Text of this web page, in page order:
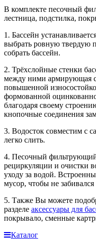
В комплекте песочный
лестница, подстилка,
1. Бассейн
выбрать ровную твердую
собрать бассейн.
2. Трёхслойные стенки
между ними армирующая
повышенной
формованной
благодаря своему
кнопочные соединения
3. Водосток совместим с
легко слить.
4. Песочный
рециркуляции и очистки
уходу за водой.
мусор, чтобы не забивался
5. Также Вы можете
разделе аксессуары для
покрывало, сменные
Каталог